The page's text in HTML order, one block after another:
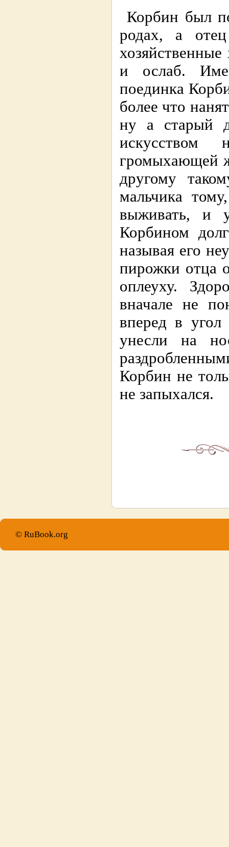
Корбин был
родах, а
и ослаб.
поединка
более что
ну а старый
громыхающей
другому
мальчика
выживать, и
Корбином
называя его
пирожки отца
оплеуху.
вначале не
вперед в угол
унесли на
Корбин не
не запыхался.
© RuBook.org